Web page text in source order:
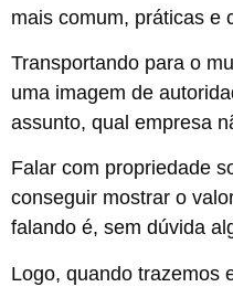
mais comum, práticas e
Transportando para o
uma imagem de
assunto, qual empresa
Falar com propriedade
conseguir mostrar o
falando é, sem dúvida
Logo, quando trazemos